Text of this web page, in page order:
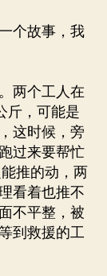
个故事，我
两个工人在
斤，可能是
这时候，旁
过来要帮忙
推的动，两
看着也推不
不平整，被
到救援的工